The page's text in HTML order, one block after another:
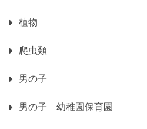
植物
爬虫類
男の子
男の子 幼稚園保育園